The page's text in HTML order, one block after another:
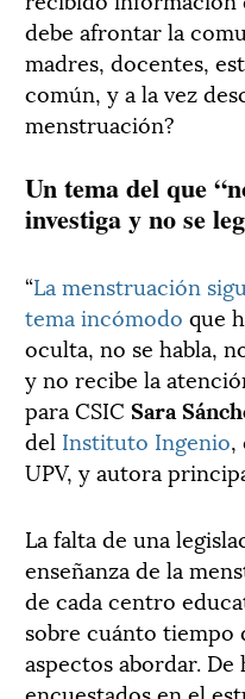
debe afrontar la
madres, docentes,
común, y a la vez
menstruación?
Un tema del que
investiga y no se
“La menstruación
tema incómodo que
oculta, no se habla,
y no recibe la
para CSIC Sara
del Instituto Ingenio,
UPV, y autora
La falta de una
enseñanza de la
de cada centro
sobre cuánto tiempo
aspectos abordar.
encuestados en el